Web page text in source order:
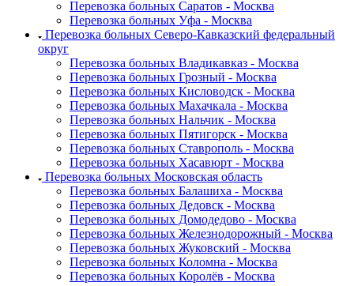
Перевозка больных Саратов - Москва
Перевозка больных Уфа - Москва
Перевозка больных Северо-Кавказский федеральный
округ
Перевозка больных Владикавказ - Москва
Перевозка больных Грозный - Москва
Перевозка больных Кисловодск - Москва
Перевозка больных Махачкала - Москва
Перевозка больных Нальчик - Москва
Перевозка больных Пятигорск - Москва
Перевозка больных Ставрополь - Москва
Перевозка больных Хасавюрт - Москва
Перевозка больных Московская область
Перевозка больных Балашиха - Москва
Перевозка больных Дедовск - Москва
Перевозка больных Домодедово - Москва
Перевозка больных Железнодорожный - Москва
Перевозка больных Жуковский - Москва
Перевозка больных Коломна - Москва
Перевозка больных Королёв - Москва